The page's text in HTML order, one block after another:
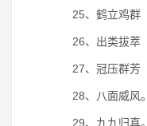
25、鹤立鸡群
26、出类拔萃
27、冠压群芳
28、八面威风。
29、九九归真。